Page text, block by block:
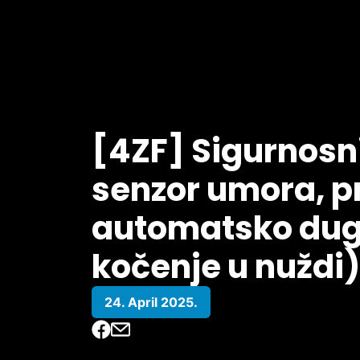
[4ZF]
senzor umora,
automatsko
kočenje u nuždi)
24. April 2025.